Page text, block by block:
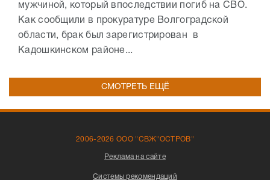
мужчиной, который впоследствии погиб на СВО.
Как сообщили в прокуратуре Волгоградской
области, брак был зарегистрирован в
Кадошкинском районе...
СМОТРЕТЬ ЕЩЁ
2006-2026 ООО "СВЖ"ОСТРОВ"
Реклама на сайте
Системы рекомендаций